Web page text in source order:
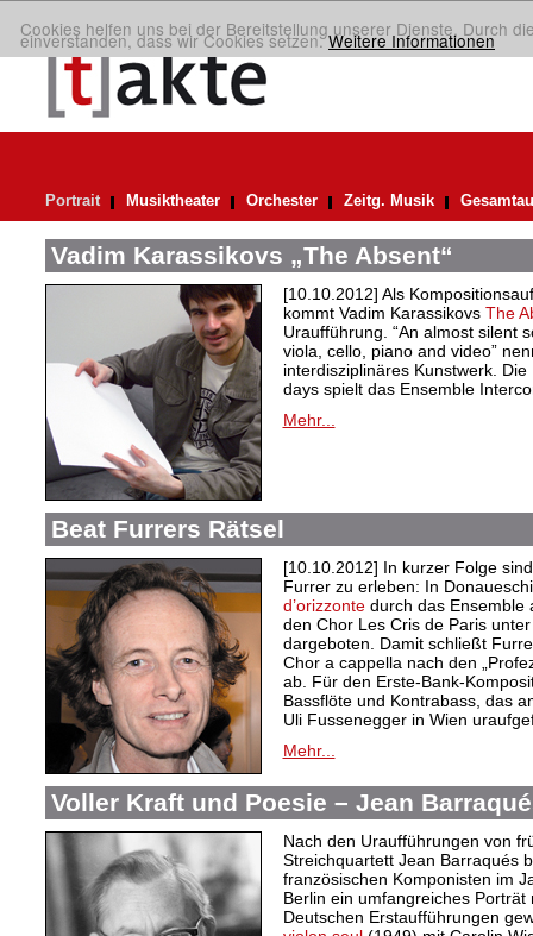
Cookies helfen uns bei der Bereitstellung unserer Dienste. Durch
einverstanden, dass wir Cookies setzen.Weitere Informationen
Portrait Musiktheater Orchester Zeitg. Musik
Vadim Karassikovs „The Absent“
[10.10.2012] Als
kommt Vadim Karassikovs The
Uraufführung. “An almost silent
viola, cello, piano and video”
interdisziplinäres Kunstwerk.
days spielt das Ensemble
Mehr...
Beat Furrers Rätsel
[10.10.2012] In kurzer Folge
Furrer zu erleben: In
d’orizzontedurch das Ensemble
den Chor Les Cris de Paris
dargeboten. Damit schließt
Chor a cappella nach den
ab. Für den Erste-Bank-
Bassflöte und Kontrabass, das
Uli Fussenegger in Wien
Mehr...
Voller Kraft und Poesie – Jean
Nach den Uraufführungen von
Streichquartett Jean Barraqués
französischen Komponisten im
Berlin ein umfangreiches
Deutschen Erstaufführungen